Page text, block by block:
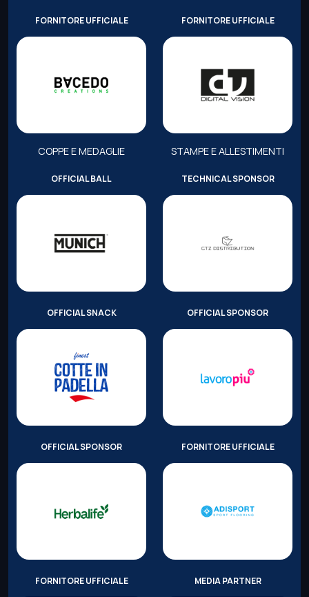
FORNITORE UFFICIALE
COPPE E MEDAGLIE
FORNITORE UFFICIALE
STAMPE E ALLESTIMENTI
OFFICIAL BALL TECHNICAL SPONSOR
OFFICIAL SNACK OFFICIAL SPONSOR
OFFICIAL SPONSOR FORNITORE UFFICIALE
FORNITORE UFFICIALE MEDIA PARTNER